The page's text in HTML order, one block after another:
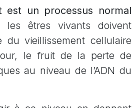
est un processus normal
les êtres vivants doivent
du vieillissement cellulaire
le fruit de la perte de
au niveau de l’ADN du